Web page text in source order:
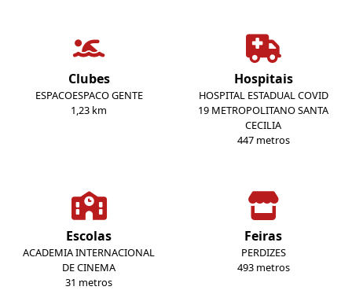
Clubes
ESPACOESPACO GENTE
1,23 km
Hospitais
HOSPITAL ESTADUAL COVID
19 METROPOLITANO SANTA
CECILIA
447 metros
Escolas
ACADEMIA INTERNACIONAL
DE CINEMA
31 metros
Feiras
PERDIZES
493 metros